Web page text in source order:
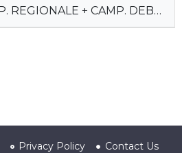
+ CAMP. DEBUTTANTI
Privacy Policy Contact Us